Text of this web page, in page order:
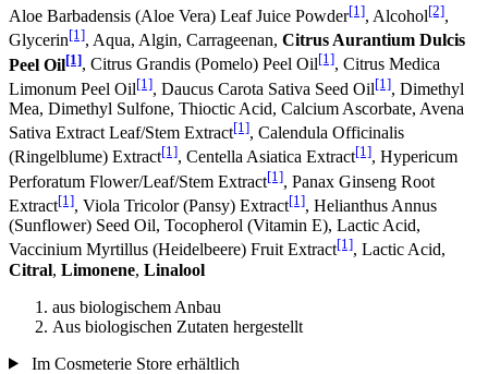
Aloe Barbadensis (Aloe Vera) Leaf Juice Powder[1], Alcohol[2],
Glycerin[1], Aqua, Algin, Carrageenan, Citrus Aurantium Dulcis
Peel Oil[1], Citrus Grandis (Pomelo) Peel Oil[1], Citrus Medica
Limonum Peel Oil[1], Daucus Carota Sativa Seed Oil[1], Dimethyl
Mea, Dimethyl Sulfone, Thioctic Acid, Calcium Ascorbate, Avena
Sativa Extract Leaf/Stem Extract[1], Calendula Officinalis
(Ringelblume) Extract[1], Centella Asiatica Extract[1], Hypericum
Perforatum Flower/Leaf/Stem Extract[1], Panax Ginseng Root
Extract[1], Viola Tricolor (Pansy) Extract[1], Helianthus Annus
(Sunflower) Seed Oil, Tocopherol (Vitamin E), Lactic Acid,
Vaccinium Myrtillus (Heidelbeere) Fruit Extract[1], Lactic Acid,
Citral, Limonene, Linalool
aus biologischem Anbau
Aus biologischen Zutaten hergestellt
Im Cosmeterie Store erhältlich